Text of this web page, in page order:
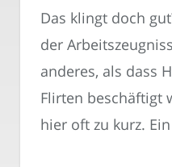
Das klingt doch
der
anderes, als dass
Flirten beschäftigt
hier oft zu kurz.